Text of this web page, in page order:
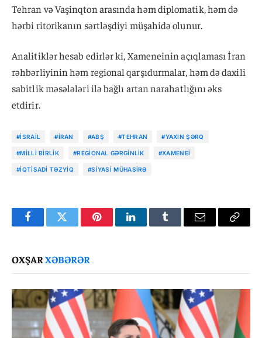
Tehran və Vaşinqton arasında həm diplomatik, həm də
hərbi ritorikanın sərtləşdiyi müşahidə olunur.
Analitiklər hesab edirlər ki, Xameneinin açıqlaması İran
rəhbərliyinin həm regional qarşıdurmalar, həm də daxili
sabitlik məsələləri ilə bağlı artan narahatlığını əks
etdirir.
#İSRAIL #İRAN #ABŞ #TEHRAN #YAXIN ŞƏRQ
#MILLI BIRLIK #REGIONAL GƏRGINLIK #XAMENEI
#IQTISADI TƏZYIQ #SIYASI MÜHASIRƏ
FacebookTwitter PinterestLinkedInTumblr Email
Copy
OXŞARXƏBƏRƏR